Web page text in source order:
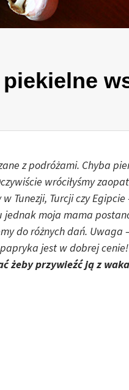
z podróżami. Chyba
wróciłyśmy
Tunezji, Turcji czy
jednak moja mama
do różnych dań. Uwaga
jest w dobrej
żeby przywieźć ją z